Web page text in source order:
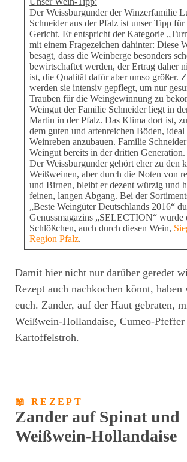
Der Weissburgunder der Winzerfamilie
Schneider aus der Pfalz ist unser Tipp für
Gericht. Er entspricht der Kategorie
mit einem Fragezeichen dahinter: Diese
besagt, dass die Weinberge besonders
bewirtschaftet werden, der Ertrag daher
ist, die Qualität dafür aber umso größer.
werden sie intensiv gepflegt, um nur
Trauben für die Weingewinnung zu
Weingut der Familie Schneider liegt in
Martin in der Pfalz. Das Klima dort ist,
dem guten und artenreichen Böden, ideal
Weinreben anzubauen. Familie
Weingut bereits in der dritten Generation.
Der Weissburgunder gehört eher zu den
Weißweinen, aber durch die Noten von
und Birnen, bleibt er dezent würzig und
feinen, langen Abgang. Bei der
„Beste Weingüter Deutschlands 2016“
Genussmagazins „SELECTION“ wurde
Schlößchen, auch durch diesen Wein,
Region Pfalz.
Damit hier nicht nur darüber geredet
Rezept auch nachkochen könnt,
euch. Zander, auf der Haut gebraten,
Weißwein-Hollandaise, Cumeo-Pfeffer
Kartoffelstroh.
📖 REZEPT
Zander auf Spinat und
Weißwein-Hollandaise